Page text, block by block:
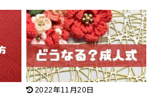
2022年11月20日